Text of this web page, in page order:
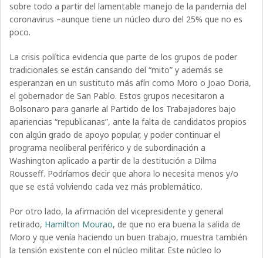
sobre todo a partir del lamentable manejo de la pandemia del
coronavirus –aunque tiene un núcleo duro del 25% que no es
poco.
La crisis política evidencia que parte de los grupos de poder
tradicionales se están cansando del “mito” y además se
esperanzan en un sustituto más afín como Moro o Joao Doria,
el gobernador de San Pablo. Estos grupos necesitaron a
Bolsonaro para ganarle al Partido de los Trabajadores bajo
apariencias “republicanas”, ante la falta de candidatos propios
con algún grado de apoyo popular, y poder continuar el
programa neoliberal periférico y de subordinación a
Washington aplicado a partir de la destitución a Dilma
Rousseff. Podríamos decir que ahora lo necesita menos y/o
que se está volviendo cada vez más problemático.
Por otro lado, la afirmación del vicepresidente y general
retirado, Hamilton Mourao, de que no era buena la salida de
Moro y que venía haciendo un buen trabajo, muestra también
la tensión existente con el núcleo militar. Este núcleo lo